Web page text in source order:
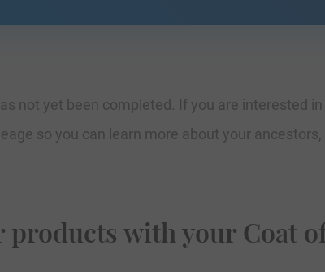
not yet been completed. If you are interested
so you can learn more about your
products with your Coat